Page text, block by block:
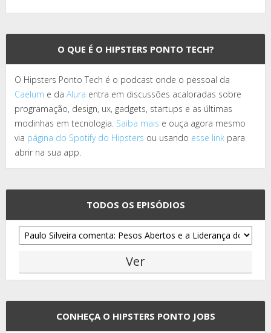
O QUE É O HIPSTERS PONTO TECH?
O Hipsters Ponto Tech é o podcast onde o pessoal da
Caelum e da Alura entra em discussões acaloradas sobre
programação, design, ux, gadgets, startups e as últimas
modinhas em tecnologia. Saiba mais e ouça agora mesmo
via página do Spotify do Hipsters ou usando esse link para
abrir na sua app.
TODOS OS EPISÓDIOS
CONHEÇA O HIPSTERS PONTO JOBS